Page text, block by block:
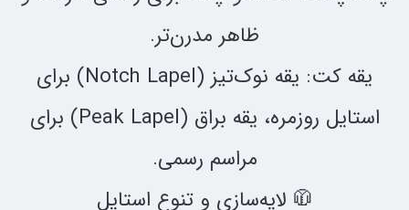
ظاهر مدرن‌تر.
یقه کت: یقه نوک‌تیز (Notch Lapel) برای
استایل روزمره، یقه براق (Peak Lapel) برای
مراسم رسمی.
🧥 لایه‌سازی و تنوع استایل